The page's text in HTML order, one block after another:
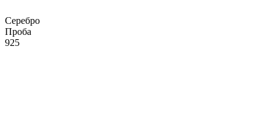
Серебро
Проба
925